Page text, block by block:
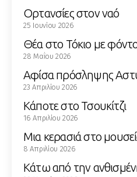
Ορτανσίες στον ναό
25 Ιουνίου 2026
Θέα στο Τόκιο με
28 Μαΐου 2026
Αφίσα πρόσληψης
23 Απριλίου 2026
Κάποτε στο Τσουκίτζι
16 Απριλίου 2026
Μια κερασιά στο
8 Απριλίου 2026
Κάτω από την